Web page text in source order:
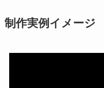
制作実例イメージ